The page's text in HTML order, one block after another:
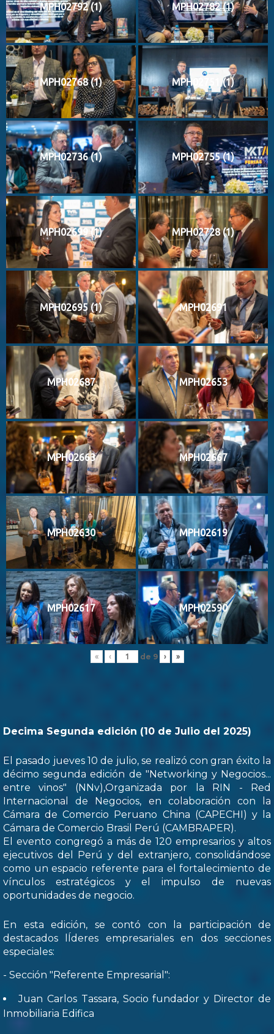
MPH02792 (1) MPH02782 (1)
MPH02768 (1) MPH02751 (1)
MPH02736 (1) MPH02755 (1)
MPH02699 (1) MPH02728 (1)
MPH02695 (1) MPH02691
MPH02687 MPH02653
MPH02663 MPH02667
MPH02630 MPH02619
MPH02617 MPH02590
« ‹ de 9 › »
Decima Segunda edición (10 de Julio del 2025)
El pasado jueves 10 de julio, se realizó con gran éxito la
décimo segunda edición de "Networking y Negocios...
entre vinos" (NNv),Organizada por la RIN - Red
Internacional de Negocios, en colaboración con la
Cámara de Comercio Peruano China (CAPECHI) y la
Cámara de Comercio Brasil Perú (CAMBRAPER).
El evento congregó a más de 120 empresarios y altos
ejecutivos del Perú y del extranjero, consolidándose
como un espacio referente para el fortalecimiento de
vínculos estratégicos y el impulso de nuevas
oportunidades de negocio.
En esta edición, se contó con la participación de
destacados lÍderes empresariales en dos secciones
especiales:
- Sección "Referente Empresarial":
Juan Carlos Tassara, Socio fundador y Director de
Inmobiliaria Edifica